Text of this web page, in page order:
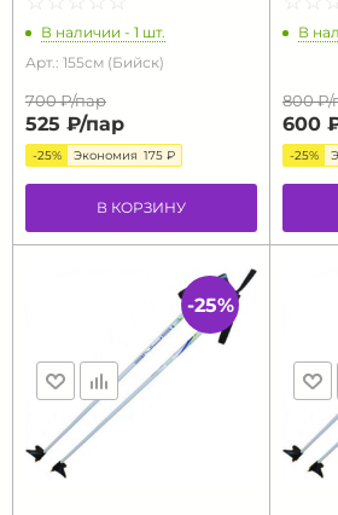
В наличии - 1 шт.
Арт.: 155см (Бийск)
700 ₽/пар
525 ₽/пар
-25% Экономия 175 ₽
В КОРЗИНУ
В
800 ₽/
600
-25%
-25%